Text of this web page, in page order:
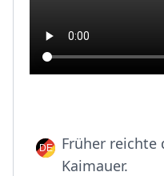
Früher reichte
Kaimauer.